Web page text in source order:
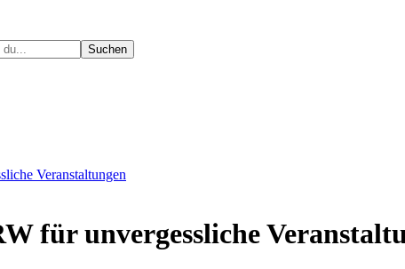
Veranstaltungen
für unvergessliche